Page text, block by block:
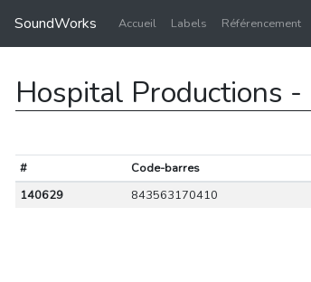
SoundWorks Accueil Labels Référencement
Hospital Productions -
# Code-barres
140629
843563170410